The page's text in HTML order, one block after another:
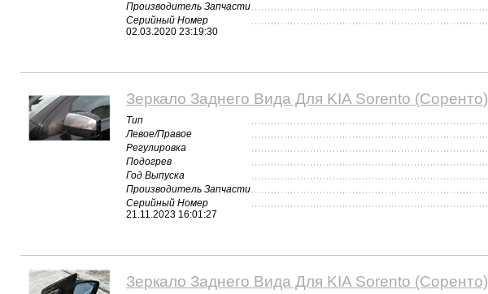
Производитель Запчасти
Серийный Номер
02.03.2020 23:19:30
Зеркало Заднего Вида Для KIA Sorento (Соренто)
Тип
Левое/Правое
Регулировка
Подогрев
Год Выпуска
Производитель Запчасти
Серийный Номер
21.11.2023 16:01:27
Зеркало Заднего Вида Для KIA Sorento (Соренто)